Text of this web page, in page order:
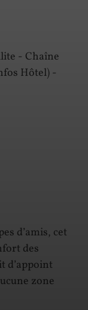
- Chaîne
Hôtel) -
d’amis, cet
des
d’appoint
zone